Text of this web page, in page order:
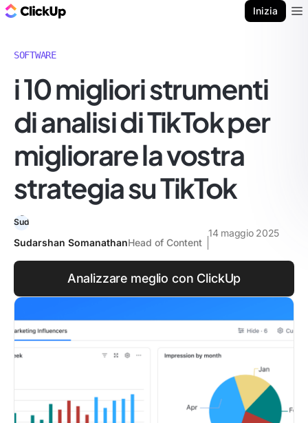
Inizia
SOFTWARE
i 10 migliori strumenti
di analisi di TikTok per
migliorare la vostra
strategia su TikTok
Sudarshan SomanathanHead of Content
14 maggio 2025
Analizzare meglio con ClickUp